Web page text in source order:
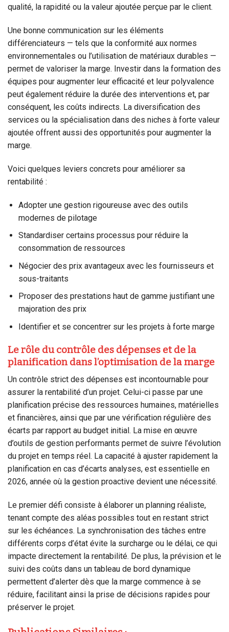
qualité, la rapidité ou la valeur ajoutée perçue par le client.
Une bonne communication sur les éléments
différenciateurs — tels que la conformité aux normes
environnementales ou l’utilisation de matériaux durables —
permet de valoriser la marge. Investir dans la formation des
équipes pour augmenter leur efficacité et leur polyvalence
peut également réduire la durée des interventions et, par
conséquent, les coûts indirects. La diversification des
services ou la spécialisation dans des niches à forte valeur
ajoutée offrent aussi des opportunités pour augmenter la
marge.
Voici quelques leviers concrets pour améliorer sa
rentabilité :
Adopter une gestion rigoureuse avec des outils
modernes de pilotage
Standardiser certains processus pour réduire la
consommation de ressources
Négocier des prix avantageux avec les fournisseurs et
sous-traitants
Proposer des prestations haut de gamme justifiant une
majoration des prix
Identifier et se concentrer sur les projets à forte marge
Le rôle du contrôle des dépenses et de la
planification dans l’optimisation de la marge
Un contrôle strict des dépenses est incontournable pour
assurer la rentabilité d’un projet. Celui-ci passe par une
planification précise des ressources humaines, matérielles
et financières, ainsi que par une vérification régulière des
écarts par rapport au budget initial. La mise en œuvre
d’outils de gestion performants permet de suivre l’évolution
du projet en temps réel. La capacité à ajuster rapidement la
planification en cas d’écarts analyses, est essentielle en
2026, année où la gestion proactive devient une nécessité.
Le premier défi consiste à élaborer un planning réaliste,
tenant compte des aléas possibles tout en restant strict
sur les échéances. La synchronisation des tâches entre
différents corps d’état évite la surcharge ou le délai, ce qui
impacte directement la rentabilité. De plus, la prévision et le
suivi des coûts dans un tableau de bord dynamique
permettent d’alerter dès que la marge commence à se
réduire, facilitant ainsi la prise de décisions rapides pour
préserver le projet.